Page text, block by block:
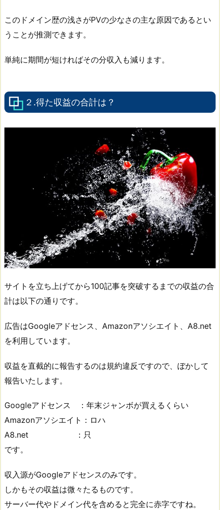
このドメイン歴の浅さがPVの少なさの主な原因であるとい
うことが推測できます。
単純に期間が短ければその分収入も減ります。
２.得た収益の合計は？
サイトを立ち上げてから100記事を突破するまでの収益の合
計は以下の通りです。
広告はGoogleアドセンス、Amazonアソシエイト、A8.net
を利用しています。
収益を直截的に報告するのは規約違反ですので、ぼかして
報告いたします。
Googleアドセンス ：年末ジャンボが買えるくらい
Amazonアソシエイト：ロハ
A8.net ：只
です。
収入源がGoogleアドセンスのみです。
しかもその収益は微々たるものです。
サーバー代やドメイン代を含めると完全に赤字ですね。